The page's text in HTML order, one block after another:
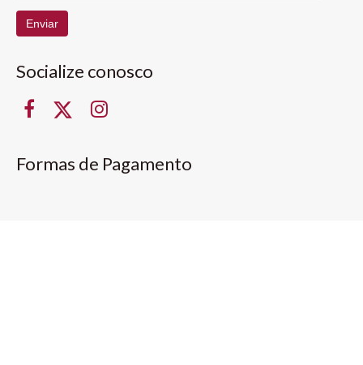
Enviar
Socialize conosco
Formas de Pagamento